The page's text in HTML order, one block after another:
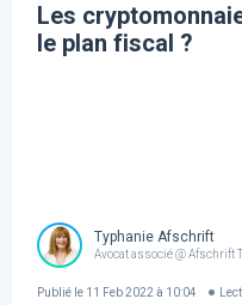
Les
le plan fiscal ?
Typhanie Afschrift
Avocat associé @ Afschrift
Publié le 11 Feb 2022 à 10:04